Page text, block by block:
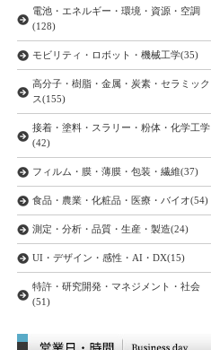
電池・エネルギー・環境・資源・空調
(128)
モビリティ・ロボット・機械工学(35)
高分子・樹脂・金属・炭素・セラミック
ス(155)
接着・塗料・スラリー・粉体・化学工学
(42)
フィルム・膜・薄膜・包装・繊維(37)
食品・農業・化粧品・医療・バイオ(54)
測定・分析・品質・生産・製造(24)
UI・デザイン・感性・AI・DX(15)
特許・研究開発・マネジメント・社会
(51)